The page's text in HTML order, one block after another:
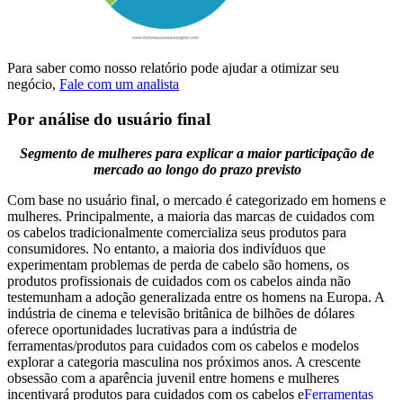
Para saber como nosso relatório pode ajudar a otimizar seu
negócio, Fale com um analista
Por análise do usuário final
Segmento de mulheres para explicar a maior participação de
mercado ao longo do prazo previsto
Com base no usuário final, o mercado é categorizado em homens e
mulheres. Principalmente, a maioria das marcas de cuidados com
os cabelos tradicionalmente comercializa seus produtos para
consumidores. No entanto, a maioria dos indivíduos que
experimentam problemas de perda de cabelo são homens, os
produtos profissionais de cuidados com os cabelos ainda não
testemunham a adoção generalizada entre os homens na Europa. A
indústria de cinema e televisão britânica de bilhões de dólares
oferece oportunidades lucrativas para a indústria de
ferramentas/produtos para cuidados com os cabelos e modelos
explorar a categoria masculina nos próximos anos. A crescente
obsessão com a aparência juvenil entre homens e mulheres
incentivará produtos para cuidados com os cabelos eFerramentas